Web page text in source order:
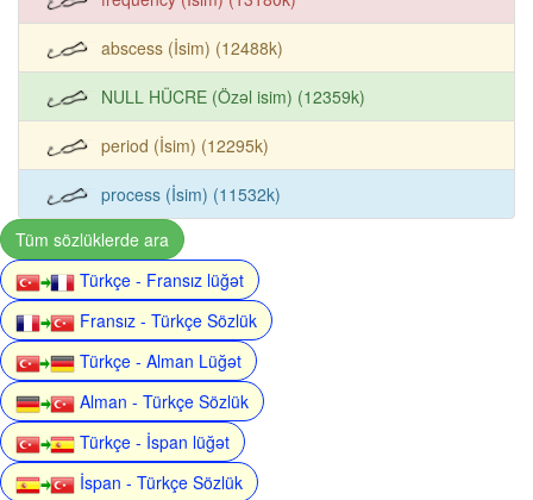
abscess (İsim) (12488k)
NULL HÜCRE (Özəl isim) (12359k)
period (İsim) (12295k)
process (İsim) (11532k)
Tüm sözlüklerde ara
Türkçe - Fransız lüğət
Fransız - Türkçe Sözlük
Türkçe - Alman Lüğət
Alman - Türkçe Sözlük
Türkçe - İspan lüğət
İspan - Türkçe Sözlük